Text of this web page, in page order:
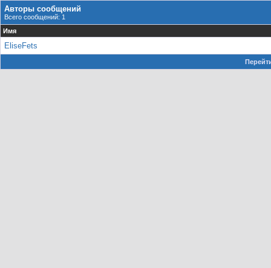
Авторы сообщений
Всего сообщений: 1
Имя
EliseFets